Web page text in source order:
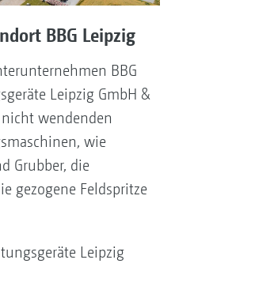
BBG Leipzig
BBG
Leipzig GmbH &
nicht wendenden
wie
Grubber, die
gezogene Feldspritze
Leipzig